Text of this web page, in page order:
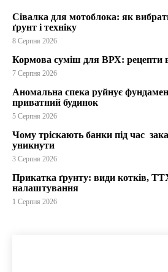
Сівалка для мотоблока: як
ґрунт і техніку
8 Серпня 2026
Кормова суміш для ВРХ: рецепти
7 Серпня 2026
Аномальна спека руйнує
приватний будинок
5 Серпня 2026
Чому тріскають банки під час
уникнути
3 Серпня 2026
Прикатка ґрунту: види котків,
налаштування
1 Серпня 2026